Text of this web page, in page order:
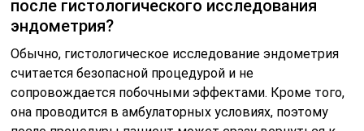
после гистологического исследования
эндометрия?
Обычно, гистологическое исследование эндометрия
считается безопасной процедурой и не
сопровождается побочными эффектами. Кроме того,
она проводится в амбулаторных условиях, поэтому